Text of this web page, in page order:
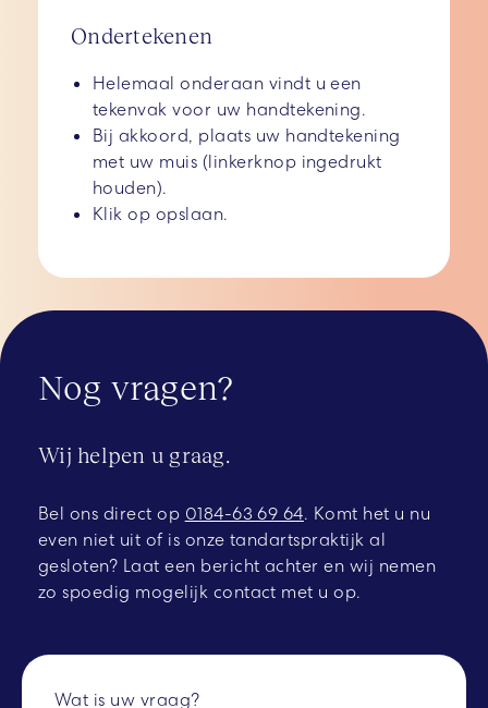
Ondertekenen
Helemaal onderaan vindt u een
tekenvak voor uw handtekening.
Bij akkoord, plaats uw handtekening
met uw muis (linkerknop ingedrukt
houden).
Klik op opslaan.
Nog vragen?
Wij helpen u graag.
Bel ons direct op 0184-63 69 64. Komt het u nu
even niet uit of is onze tandartspraktijk al
gesloten? Laat een bericht achter en wij nemen
zo spoedig mogelijk contact met u op.
Wat is uw vraag?